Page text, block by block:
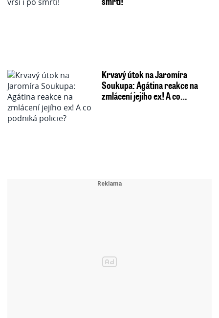
Krvavý útok na Jaromíra
Soukupa: Agátina reakce na
zmlácení jejího ex! A co…